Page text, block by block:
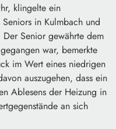
klingelte ein
in Kulmbach und
Senior gewährte dem
war, bemerkte
im Wert eines niedrigen
auszugehen, dass ein
Ablesens der Heizung in
an sich